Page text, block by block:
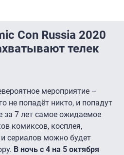
Con Russia 2020
телек
мероприятие –
не попадёт никто, и попадут
7 лет самое ожидаемое
комиксов, косплея,
сериалов можно будет
В ночь с 4 на 5 октября